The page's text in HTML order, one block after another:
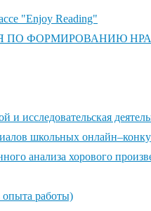
"Enjoy Reading"
ПО ФОРМИРОВАНИЮ
исследовательская
школьных
анализа хорового
опыта работы)